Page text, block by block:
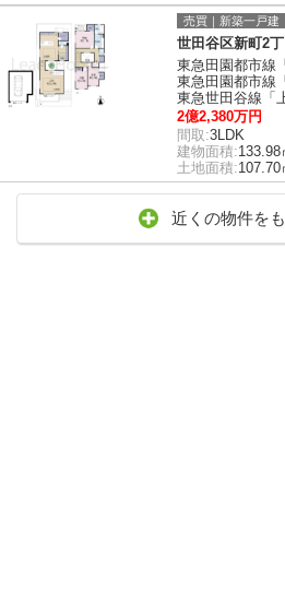
売買｜新築一戸建
世田谷区新町2丁
東急田園都市線
東急田園都市線
東急世田谷線「
2億2,380万円
間取:3LDK
建物面積:
土地面積:
近くの物件を